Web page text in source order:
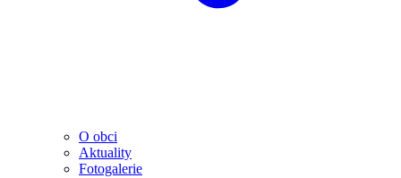
O obci
Aktuality
Fotogalerie